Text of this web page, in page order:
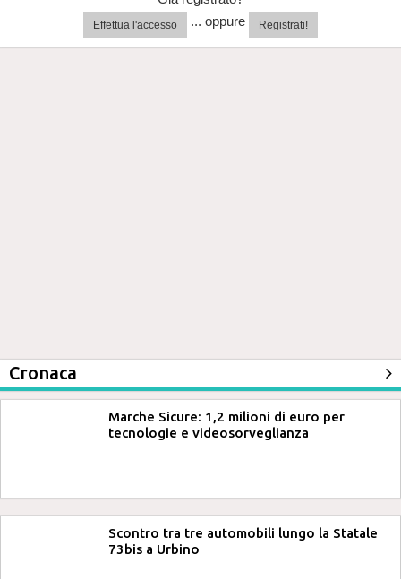
Effettua l'accesso ... oppure Registrati!
Cronaca
Marche Sicure: 1,2 milioni di euro per
tecnologie e videosorveglianza
Scontro tra tre automobili lungo la Statale
73bis a Urbino